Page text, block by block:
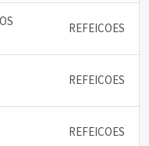
REFEICOES
REFEICOES
REFEICOES